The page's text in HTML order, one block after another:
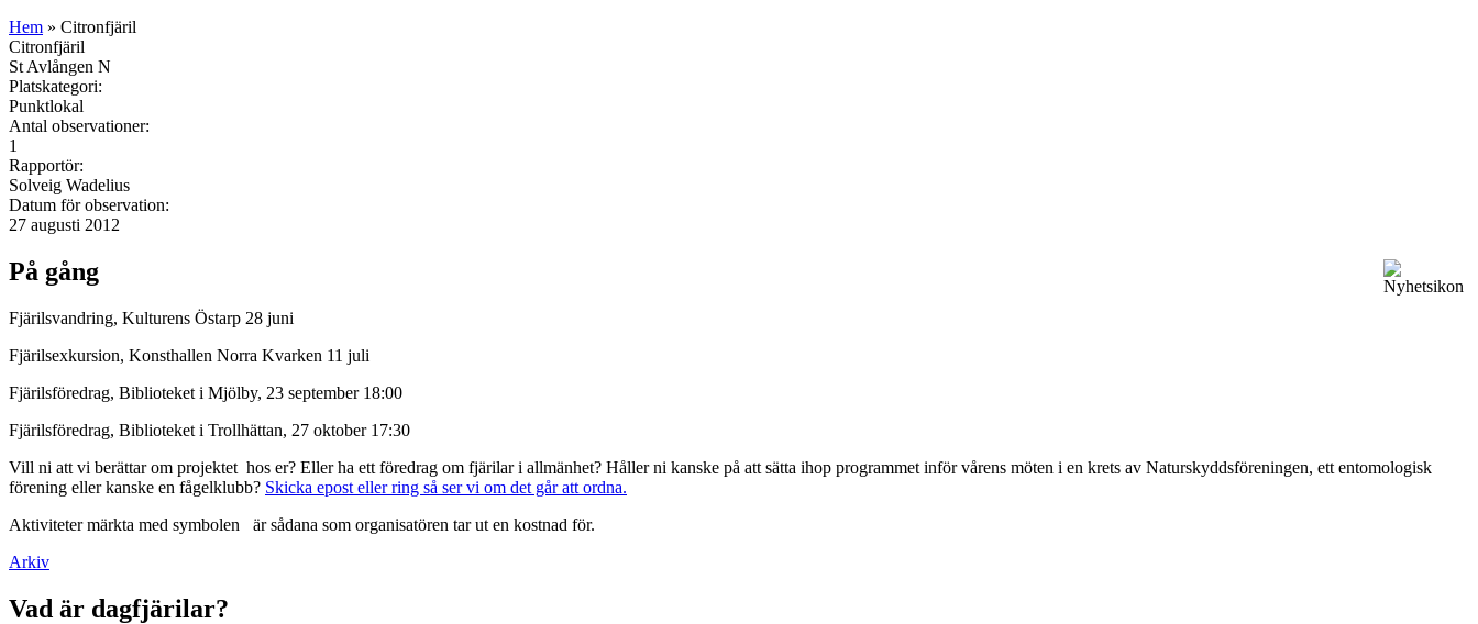
Hem » Citronfjäril
Citronfjäril
St Avlången N
Platskategori:
Punktlokal
Antal observationer:
1
Rapportör:
Solveig Wadelius
Datum för observation:
27 augusti 2012
På gång
Fjärilsvandring, Kulturens Östarp 28 juni
Fjärilsexkursion, Konsthallen Norra Kvarken 11 juli
Fjärilsföredrag, Biblioteket i Mjölby, 23 september 18:00
Fjärilsföredrag, Biblioteket i Trollhättan, 27 oktober 17:30
Vill ni att vi berättar om projektet hos er? Eller ha ett föredrag om fjärilar i allmänhet? Håller ni kanske på att sätta ihop programmet inför vårens möten i en krets av Naturskyddsföreningen, ett entomologisk
förening eller kanske en fågelklubb? Skicka epost eller ring så ser vi om det går att ordna.
Aktiviteter märkta med symbolen
är sådana som organisatören tar ut en kostnad för.
Arkiv
Vad är dagfjärilar?